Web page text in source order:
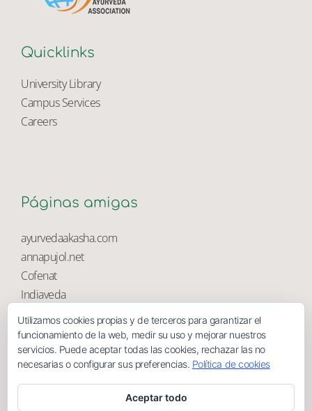
Quicklinks
University Library
Páginas amigas
ayurvedaakasha.com
annapujol.net
Indiaveda
Magnolia
Utilizamos cookies propias y de terceros para garantizar el
funcionamiento de la web, medir su uso y mejorar nuestros
servicios. Puede aceptar todas las cookies, rechazar las no
necesarias o configurar sus preferencias. Política de cookies
Aceptar todo